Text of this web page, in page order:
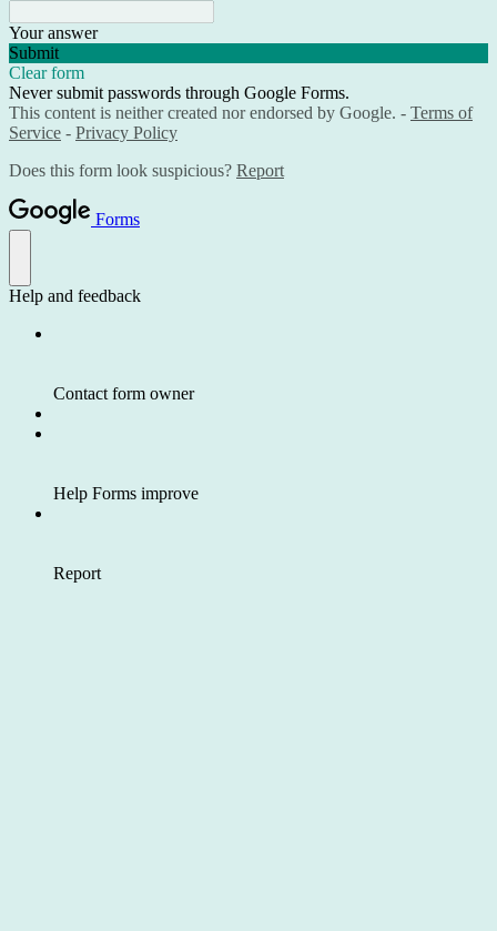
Your answer
Submit
Clear form
Never submit passwords through Google Forms.
This content is neither created nor endorsed by Google. - Terms of
Service - Privacy Policy
Does this form look suspicious? Report
Forms
Help and feedback
Contact form owner
Help Forms improve
Report